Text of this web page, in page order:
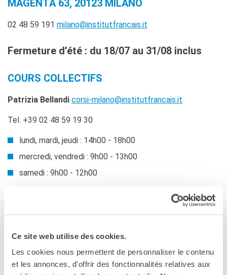
Ce site web utilise des cookies.
Les cookies nous permettent de personnaliser le contenu
et les annonces, d'offrir des fonctionnalités relatives aux
Ateliers thématiques
Cours de préparation
DELF/DALF
Cours pour les écoles
Informazioni utili: Calendario
Cours de théâtre
DIPLÔMES ET TESTS
Test de Connaissance du
Français TCF
SERVICES DE
CINEMA
ÉCOLE & UNIVERSITÉ
Coopération éducative
MAGENTA 63, 20123 MILANO
02 48 59 191 milano@institutfrancais.it
Fermeture d’été : du 18/07 au 31/08 inclus
COURS COLLECTIFS
Patrizia Bellandi corsi-milano@institutfrancais.it
Tel. +39 02 48 59 19 30
lundi, mardi, jeudi : 14h00 - 18h00
mercredi, vendredi : 9h00 - 13h00
samedi : 9h00 - 12h00
COURS SUR MESURE POUR PRIVÉS,
ÉCOLES ET ENTREPRISES
Wilma Fiammeni
Tel. +39 02 48 59 19 32corsi-aziende-
milano@institutfrancais.it